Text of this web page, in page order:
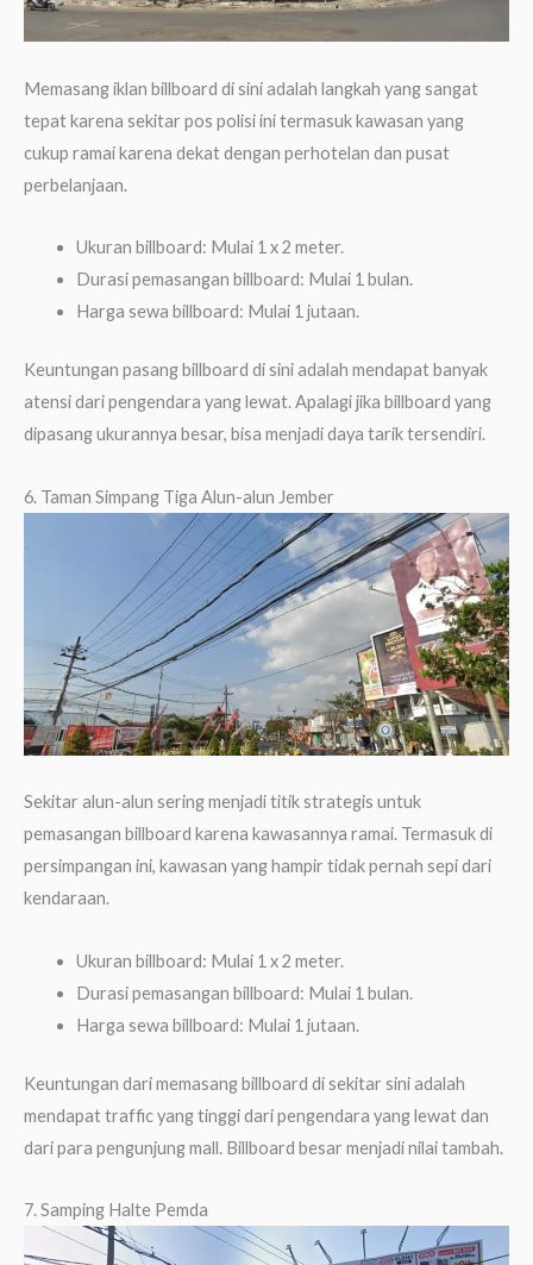
Memasang iklan billboard di sini adalah langkah yang sangat
tepat karena sekitar pos polisi ini termasuk kawasan yang
cukup ramai karena dekat dengan perhotelan dan pusat
perbelanjaan.
Ukuran billboard: Mulai 1 x 2 meter.
Durasi pemasangan billboard: Mulai 1 bulan.
Harga sewa billboard: Mulai 1 jutaan.
Keuntungan pasang billboard di sini adalah mendapat banyak
atensi dari pengendara yang lewat. Apalagi jika billboard yang
dipasang ukurannya besar, bisa menjadi daya tarik tersendiri.
6. Taman Simpang Tiga Alun-alun Jember
Sekitar alun-alun sering menjadi titik strategis untuk
pemasangan billboard karena kawasannya ramai. Termasuk di
persimpangan ini, kawasan yang hampir tidak pernah sepi dari
kendaraan.
Ukuran billboard: Mulai 1 x 2 meter.
Durasi pemasangan billboard: Mulai 1 bulan.
Harga sewa billboard: Mulai 1 jutaan.
Keuntungan dari memasang billboard di sekitar sini adalah
mendapat traffic yang tinggi dari pengendara yang lewat dan
dari para pengunjung mall. Billboard besar menjadi nilai tambah.
7. Samping Halte Pemda